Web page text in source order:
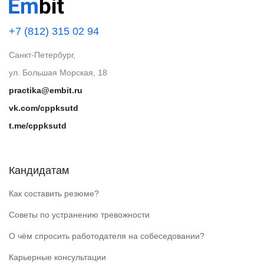
+7 (812) 315 02 94
Санкт-Петербург,
ул. Большая Морская, 18
practika@embit.ru
vk.com/cppksutd
t.me/cppksutd
Кандидатам
Как составить резюме?
Советы по устранению тревожности
О чём спросить работодателя на собеседовании?
Карьерные консультации